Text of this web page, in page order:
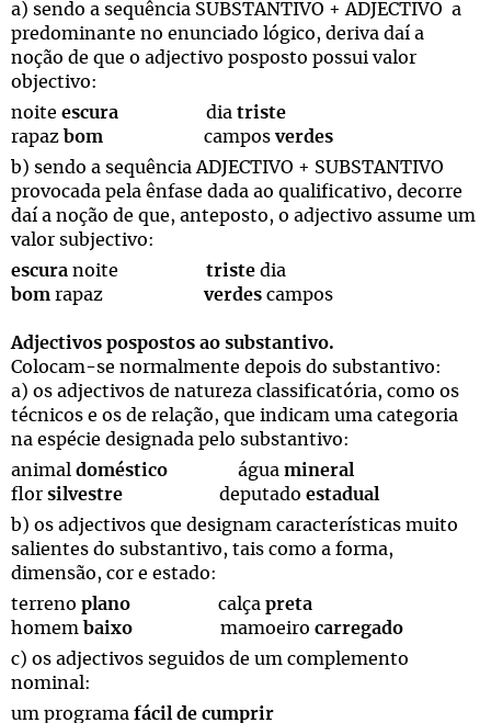
a) sendo a sequência SUBSTANTIVO + ADJECTIVO a
predominante no enunciado lógico, deriva daí a
noção de que o adjectivo posposto possui valor
objectivo:
noite escura dia triste
rapaz bom campos verdes
b) sendo a sequência ADJECTIVO + SUBSTANTIVO
provocada pela ênfase dada ao qualificativo, decorre
daí a noção de que, anteposto, o adjectivo assume um
valor subjectivo:
escura noite triste dia
bom rapaz verdes campos
Adjectivos pospostos ao substantivo.
Colocam-se normalmente depois do substantivo:
a) os adjectivos de natureza classificatória, como os
técnicos e os de relação, que indicam uma categoria
na espécie designada pelo substantivo:
animal doméstico água mineral
flor silvestre deputado estadual
b) os adjectivos que designam características muito
salientes do substantivo, tais como a forma,
dimensão, cor e estado:
terreno plano calça preta
homem baixo mamoeiro carregado
c) os adjectivos seguidos de um complemento
nominal:
um programa fácil de cumprir